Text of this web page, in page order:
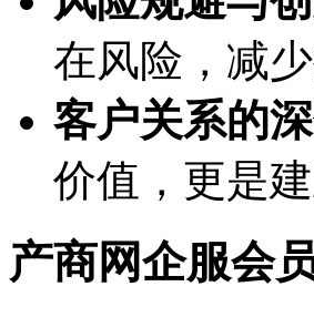
在风险，减
客户关系的
价值，更是
产商网企服会